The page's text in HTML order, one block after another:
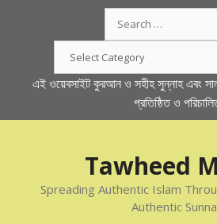
for:
এই ওয়েবসাইট কুরআন ও সহীহ সুন্নাহ এবং
প্রতিষ্ঠিত ও
Tawheed
Spreading Authentic Islam
Authentic